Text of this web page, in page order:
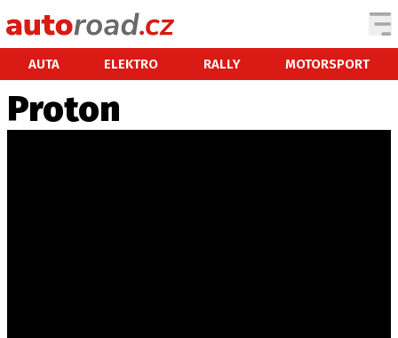
AUTA ELEKTRO RALLY MOTORSPORT
AUTA
NOVINKY
Proton